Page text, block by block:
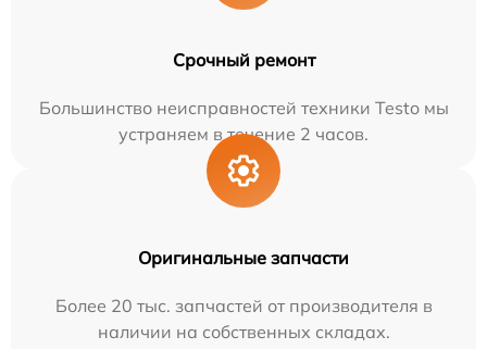
Срочный ремонт
Большинство неисправностей техники Testo мы
устраняем в течение 2 часов.
Оригинальные запчасти
Более 20 тыс. запчастей от производителя в
наличии на собственных складах.